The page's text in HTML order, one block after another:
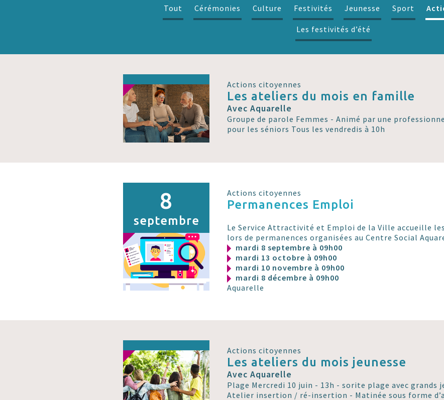
Tout Cérémonies Culture Festivités Jeunesse Sport
Les festivités d’été
Actions citoyennes
Les ateliers du mois en famille
Avec Aquarelle
Groupe de parole Femmes - Animé par une
pour les séniors Tous les vendredis à 10h
8
septembre
Actions citoyennes
Permanences Emploi
Le Service Attractivité et Emploi de la Ville accueille
lors de permanences organisées au Centre Social
mardi 8 septembre à 09h00
mardi 13 octobre à 09h00
mardi 10 novembre à 09h00
mardi 8 décembre à 09h00
Aquarelle
Actions citoyennes
Les ateliers du mois jeunesse
Avec Aquarelle
Plage Mercredi 10 juin - 13h - sorite plage avec grands
Atelier insertion / ré-insertion - Matinée sous forme